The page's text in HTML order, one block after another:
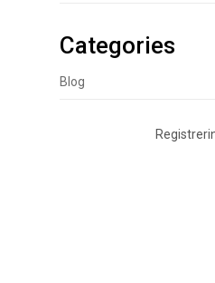
Categories
Blog